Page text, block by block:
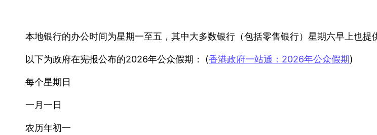
本地银行的办公时间为星期一至五，其中大多数银行（包括零售银行）星期六早上也提
以下为政府在宪报公布的2026年公众假期： (香港政府一站通：2026年公众假期)
每个星期日
一月一日
农历年初一